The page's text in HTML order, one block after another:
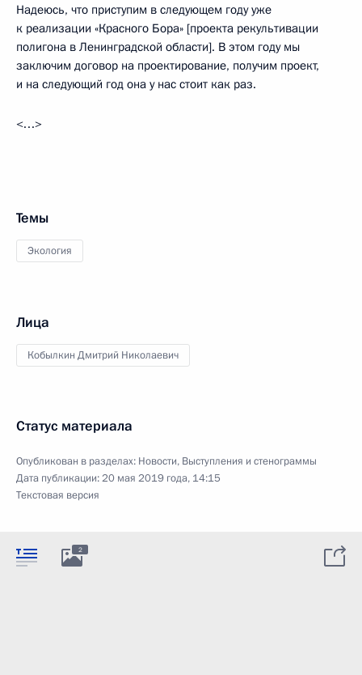
Надеюсь, что приступим в следующем году уже
к реализации «Красного Бора» [проекта рекультивации
полигона в Ленинградской области]. В этом году мы
заключим договор на проектирование, получим проект,
и на следующий год она у нас стоит как раз.
<…>
Темы
Экология
Лица
Кобылкин Дмитрий Николаевич
Статус материала
Опубликован в разделах: Новости, Выступления и стенограммы
Дата публикации:20 мая 2019 года, 14:15
Текстовая версия
2